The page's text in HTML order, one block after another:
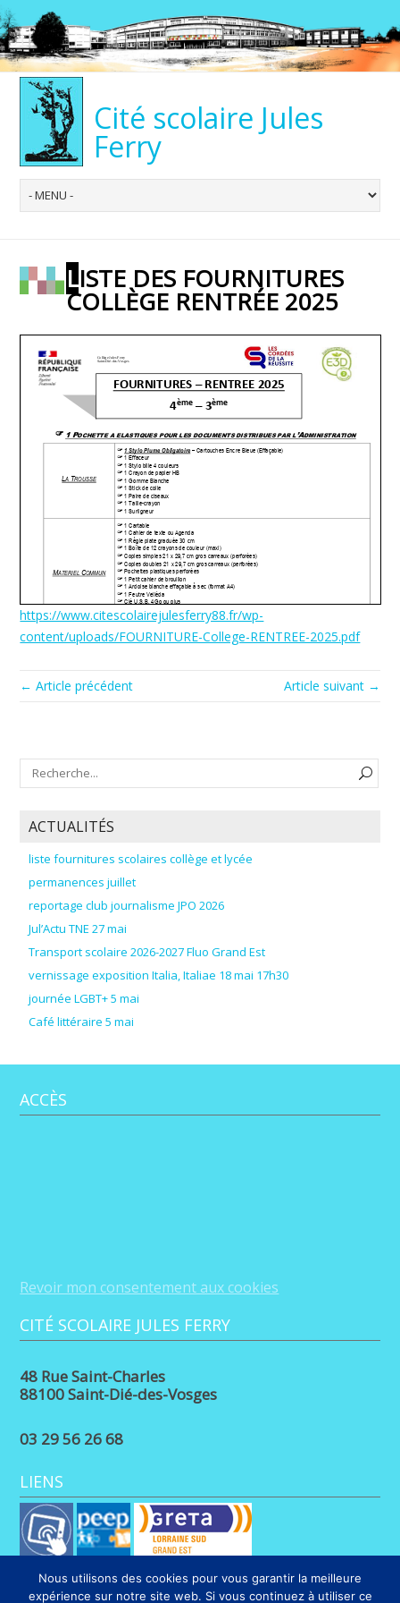
Cité scolaire Jules
Ferry
LISTE DES FOURNITURES
COLLÈGE RENTRÉE 2025
https://www.citescolairejulesferry88.fr/wp-
content/uploads/FOURNITURE-College-RENTREE-2025.pdf
← Article précédent Article suivant →
ACTUALITÉS
liste fournitures scolaires collège et lycée
permanences juillet
reportage club journalisme JPO 2026
Jul’Actu TNE 27 mai
Transport scolaire 2026-2027 Fluo Grand Est
vernissage exposition Italia, Italiae 18 mai 17h30
journée LGBT+ 5 mai
Café littéraire 5 mai
ACCÈS
Revoir mon consentement aux cookies
CITÉ SCOLAIRE JULES FERRY
48 Rue Saint-Charles
88100 Saint-Dié-des-Vosges
03 29 56 26 68
LIENS
Nous utilisons des cookies pour vous garantir la meilleure
expérience sur notre site web. Si vous continuez à utiliser ce